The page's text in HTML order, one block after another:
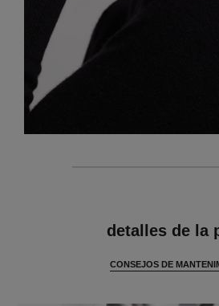
detalles de la
CONSEJOS DE